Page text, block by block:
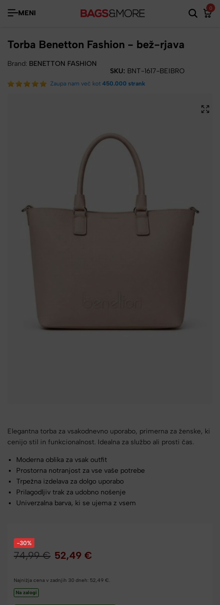
MENI
0
Torba Benetton Fashion - bež-rjava
Brand: BENETTON FASHION
SKU: BNT-1617-BEIBRO
Zaupa nam več kot 450.000 strank
Elegantna torba za vsakodnevno uporabo, primerna za ženske, ki
cenijo stil in funkcionalnost. Idealna za službo ali prosti čas.
Moderna oblika za vsak outfit
Prostorna notranjost za vse vaše potrebe
Trpežna izdelava za dolgo uporabo
Prilagodljiv trak za udobno nošenje
Univerzalna barva, ki se ujema z vsem
-30%
74,99€ 52,49 €
Najnižja cena v zadnjih 30 dneh: 52,49 €
Na zalogi